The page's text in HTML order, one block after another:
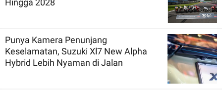
Punya Kamera Penunjang
Keselamatan, Suzuki Xl7 New Alpha
Hybrid Lebih Nyaman di Jalan